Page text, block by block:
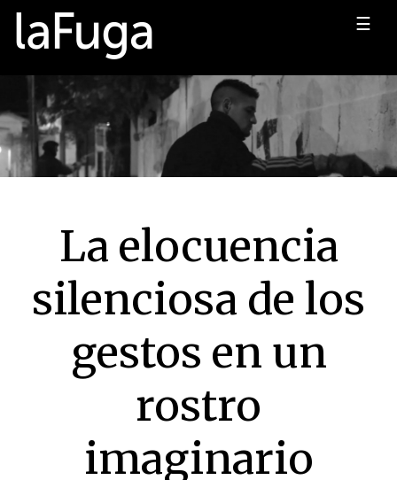
☰
La elocuencia
silenciosa de los
gestos en un
rostro
imaginario